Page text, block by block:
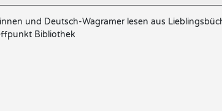
und Deutsch-Wagramer lesen aus
Bibliothek